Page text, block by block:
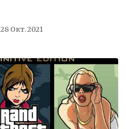
28 Окт. 2021